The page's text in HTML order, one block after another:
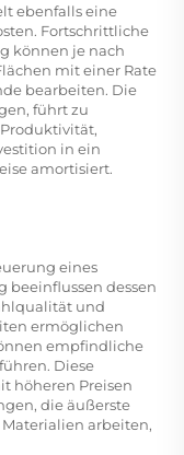
ebenfalls eine
Fortschrittliche
können je nach
mit einer Rate
bearbeiten. Die
führt zu
in ein
amortisiert.
eines
beeinflussen dessen
und
ermöglichen
empfindliche
Diese
höheren Preisen
die äußerste
arbeiten,